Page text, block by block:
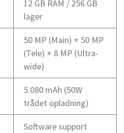
12 GB RAM / 256 GB
lager
50 MP (Main) + 50 MP
(Tele) + 8 MP (Ultra-
wide)
5.080 mAh (50W
trådet opladning)
Software support